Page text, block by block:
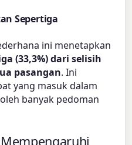
Sepertiga
ini menetapkan
(33,3%) dari selisih
pasangan. Ini
yang masuk dalam
banyak pedoman